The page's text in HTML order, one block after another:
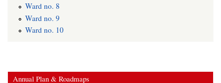
Ward no. 8
Ward no. 9
Ward no. 10
Annual Plan & Roadmaps